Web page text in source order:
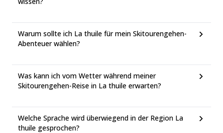
Warum sollte ich La thuile für mein Skitourengehen-
Abenteuer wählen?
Was kann ich vom Wetter während meiner
Skitourengehen-Reise in La thuile erwarten?
Welche Sprache wird überwiegend in der Region La
thuile gesprochen?